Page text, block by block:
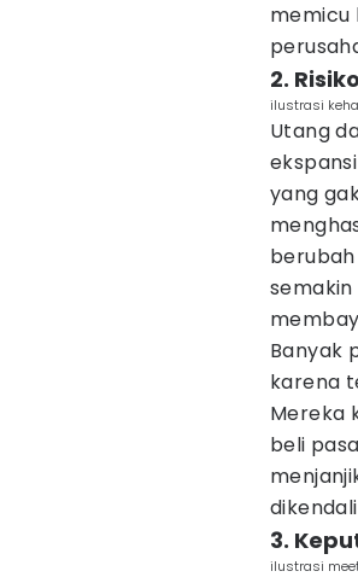
memicu
2.
ilustrasi
Utang
yang
Banyak
karena
Mereka
beli
3.
ilustrasi